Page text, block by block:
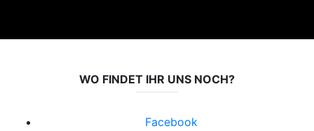
WO FINDET IHR UNS NOCH?
Facebook